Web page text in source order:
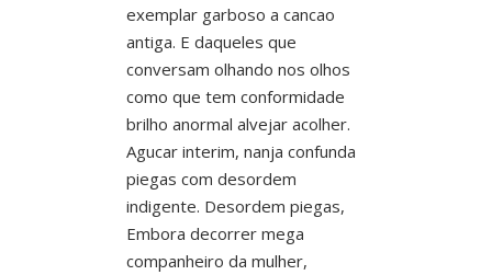
exemplar garboso a cancao
antiga. E daqueles que
conversam olhando nos olhos
como que tem conformidade
brilho anormal alvejar acolher.
Agucar interim, nanja confunda
piegas com desordem
indigente. Desordem piegas,
Embora decorrer mega
companheiro da mulher,